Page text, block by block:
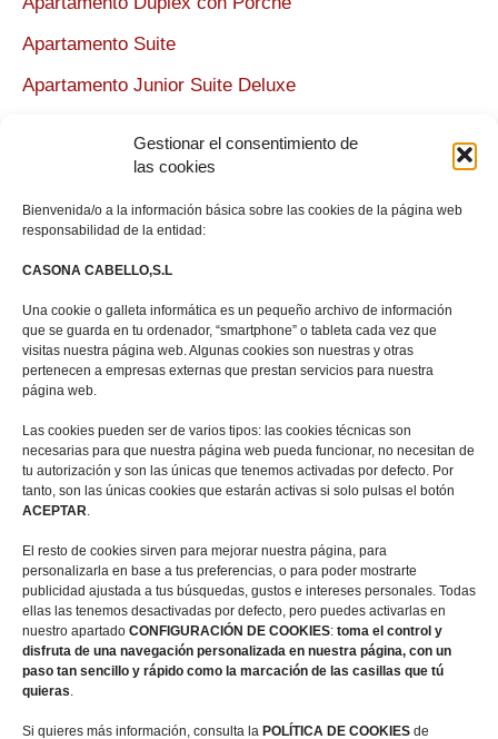
Gestionar el consentimiento de
las cookies
Bienvenida/o a la información básica sobre las cookies de la página web
responsabilidad de la entidad:
CASONA CABELLO,S.L
Una cookie o galleta informática es un pequeño archivo de información
que se guarda en tu ordenador, “smartphone” o tableta cada vez que
visitas nuestra página web. Algunas cookies son nuestras y otras
pertenecen a empresas externas que prestan servicios para nuestra
página web.
Las cookies pueden ser de varios tipos: las cookies técnicas son
necesarias para que nuestra página web pueda funcionar, no necesitan de
tu autorización y son las únicas que tenemos activadas por defecto. Por
tanto, son las únicas cookies que estarán activas si solo pulsas el botón
ACEPTAR.
El resto de cookies sirven para mejorar nuestra página, para
personalizarla en base a tus preferencias, o para poder mostrarte
publicidad ajustada a tus búsquedas, gustos e intereses personales. Todas
ellas las tenemos desactivadas por defecto, pero puedes activarlas en
nuestro apartado CONFIGURACIÓN DE COOKIES: toma el control y
disfruta de una navegación personalizada en nuestra página, con un
paso tan sencillo y rápido como la marcación de las casillas que tú
quieras.
Si quieres más información, consulta la POLÍTICA DE COOKIES de
Apartamento Suite
Apartamento Junior Suite Deluxe
La Casa
Entorno
Calle Encina Nº 10, (13249) Ruidera, Ciudad Real
+ 34 722567270
+ 34 655948356
casaruralmiradorderuidera@gmail.com